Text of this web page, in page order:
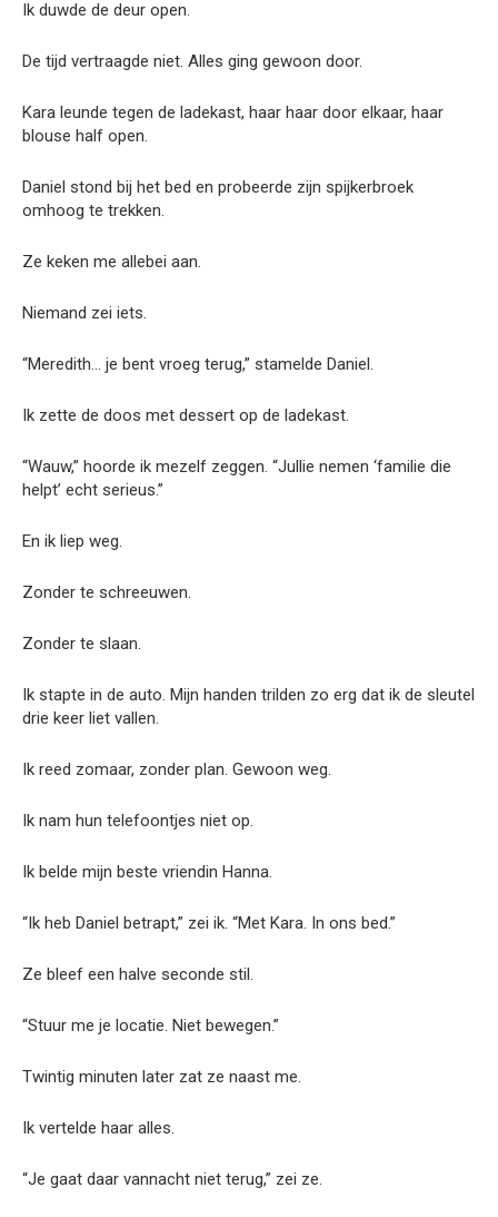
Ik duwde de deur open.
De tijd vertraagde niet. Alles ging gewoon door.
Kara leunde tegen de ladekast, haar haar door elkaar, haar
blouse half open.
Daniel stond bij het bed en probeerde zijn spijkerbroek
omhoog te trekken.
Ze keken me allebei aan.
Niemand zei iets.
“Meredith… je bent vroeg terug,” stamelde Daniel.
Ik zette de doos met dessert op de ladekast.
“Wauw,” hoorde ik mezelf zeggen. “Jullie nemen ‘familie die
helpt’ echt serieus.”
En ik liep weg.
Zonder te schreeuwen.
Zonder te slaan.
Ik stapte in de auto. Mijn handen trilden zo erg dat ik de sleutel
drie keer liet vallen.
Ik reed zomaar, zonder plan. Gewoon weg.
Ik nam hun telefoontjes niet op.
Ik belde mijn beste vriendin Hanna.
“Ik heb Daniel betrapt,” zei ik. “Met Kara. In ons bed.”
Ze bleef een halve seconde stil.
“Stuur me je locatie. Niet bewegen.”
Twintig minuten later zat ze naast me.
Ik vertelde haar alles.
“Je gaat daar vannacht niet terug,” zei ze.